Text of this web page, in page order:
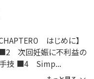
０ はじめに】
次回妊娠に不利益の
技 ■4 Simp...